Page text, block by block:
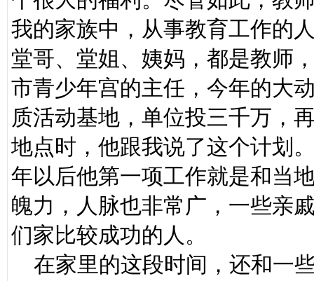
我的家族中，从事教育工作的
堂哥、堂姐、姨妈，都是教师
市青少年宫的主任，今年的大
质活动基地，单位投三千万，
地点时，他跟我说了这个计划
年以后他第一项工作就是和当
魄力，人脉也非常广，一些亲
们家比较成功的人。
在家里的这段时间，还和一